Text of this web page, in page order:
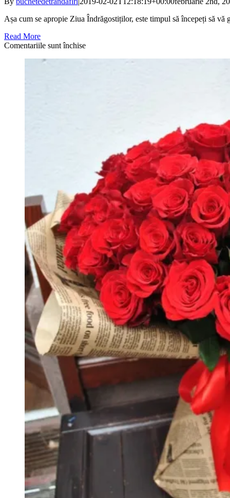
Așa cum se apropie Ziua Îndrăgostiților, este timpul să începeți să vă
Read More
Comentariile sunt închisepentru